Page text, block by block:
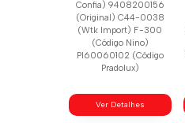
Confia) 9408200156
(Original) C44-0038
(Wtk Import) F-300
(Código Nino)
Pl60060102 (Código
Pradolux)
Ver Detalhes